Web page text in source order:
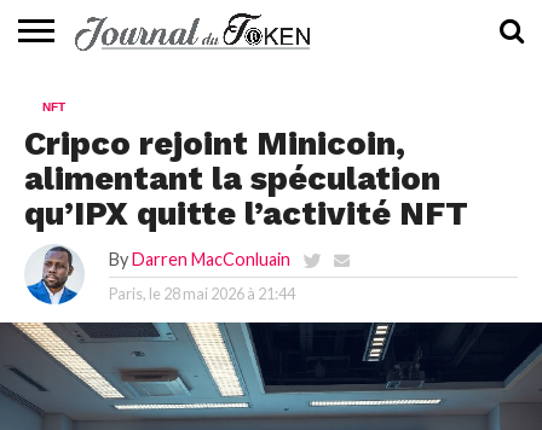
📰
EVALUATION
GUIDE
TENDANCES
À
CONTACTEZ-
NFT
Cripco rejoint Minicoin,
alimentant la spéculation
qu’IPX quitte l’activité NFT
By Darren MacConluain
Paris, le 28 mai 2026 à 21:44